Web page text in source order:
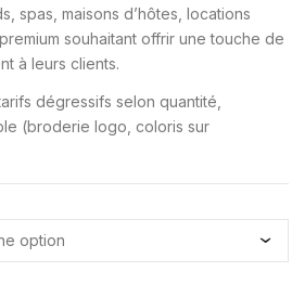
spas, maisons d’hôtes, locations
souhaitant offrir une touche de
à leurs clients.
dégressifs selon quantité,
(broderie logo, coloris sur